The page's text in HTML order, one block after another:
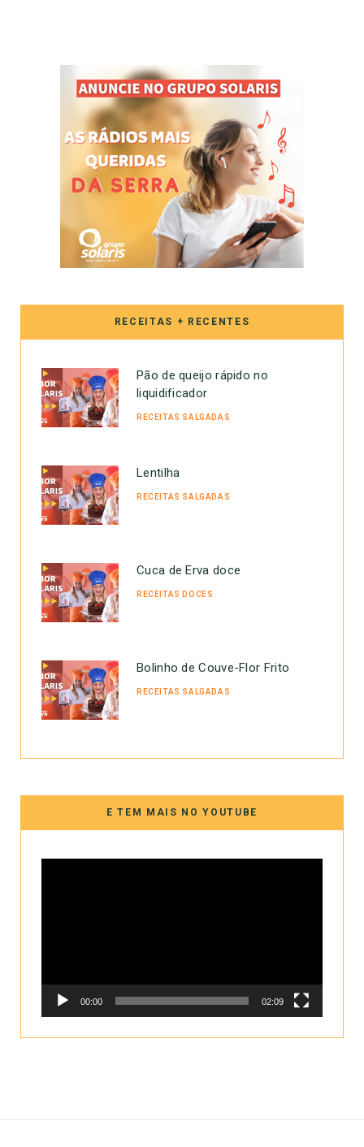
RECEITAS + RECENTES
Pão de queijo rápido no
liquidificador
RECEITAS SALGADAS
Lentilha
RECEITAS SALGADAS
Cuca de Erva doce
RECEITAS DOCES
Bolinho de Couve-Flor Frito
RECEITAS SALGADAS
E TEM MAIS NO YOUTUBE
00:00 02:09